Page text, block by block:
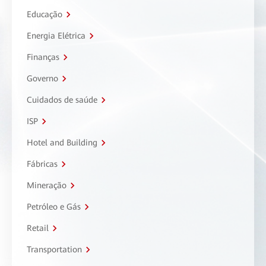
Educação
Energia Elétrica
Finanças
Governo
Cuidados de saúde
ISP
Hotel and Building
Fábricas
Mineração
Petróleo e Gás
Retail
Transportation